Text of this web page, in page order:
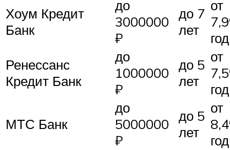
Хоум Кредит
Банк
до
3000000
₽
до 7
лет
от
год
Ренессанс
Кредит Банк
до
1000000
₽
до 5
лет
от
год
МТС Банк
до
5000000
₽
до 5
лет
от
год